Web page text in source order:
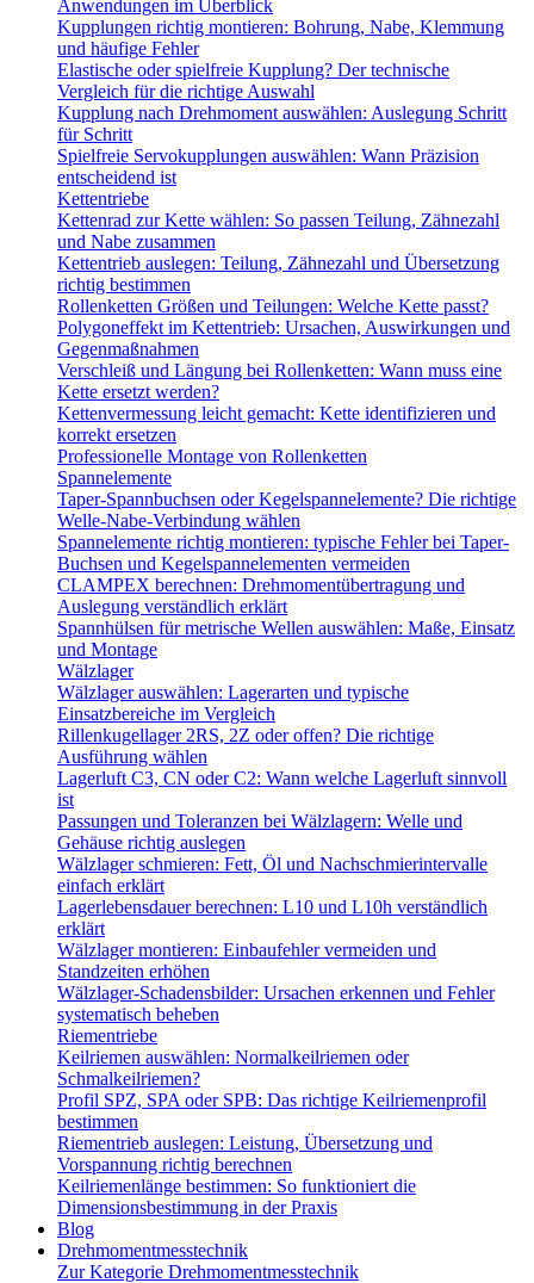
Anwendungen im Überblick
Kupplungen richtig montieren: Bohrung, Nabe, Klemmung
und häufige Fehler
Elastische oder spielfreie Kupplung? Der technische
Vergleich für die richtige Auswahl
Kupplung nach Drehmoment auswählen: Auslegung Schritt
für Schritt
Spielfreie Servokupplungen auswählen: Wann Präzision
entscheidend ist
Kettentriebe
Kettenrad zur Kette wählen: So passen Teilung, Zähnezahl
und Nabe zusammen
Kettentrieb auslegen: Teilung, Zähnezahl und Übersetzung
richtig bestimmen
Rollenketten Größen und Teilungen: Welche Kette passt?
Polygoneffekt im Kettentrieb: Ursachen, Auswirkungen und
Gegenmaßnahmen
Verschleiß und Längung bei Rollenketten: Wann muss eine
Kette ersetzt werden?
Kettenvermessung leicht gemacht: Kette identifizieren und
korrekt ersetzen
Professionelle Montage von Rollenketten
Spannelemente
Taper-Spannbuchsen oder Kegelspannelemente? Die richtige
Welle-Nabe-Verbindung wählen
Spannelemente richtig montieren: typische Fehler bei Taper-
Buchsen und Kegelspannelementen vermeiden
CLAMPEX berechnen: Drehmomentübertragung und
Auslegung verständlich erklärt
Spannhülsen für metrische Wellen auswählen: Maße, Einsatz
und Montage
Wälzlager
Wälzlager auswählen: Lagerarten und typische
Einsatzbereiche im Vergleich
Rillenkugellager 2RS, 2Z oder offen? Die richtige
Ausführung wählen
Lagerluft C3, CN oder C2: Wann welche Lagerluft sinnvoll
ist
Passungen und Toleranzen bei Wälzlagern: Welle und
Gehäuse richtig auslegen
Wälzlager schmieren: Fett, Öl und Nachschmierintervalle
einfach erklärt
Lagerlebensdauer berechnen: L10 und L10h verständlich
erklärt
Wälzlager montieren: Einbaufehler vermeiden und
Standzeiten erhöhen
Wälzlager-Schadensbilder: Ursachen erkennen und Fehler
systematisch beheben
Riementriebe
Keilriemen auswählen: Normalkeilriemen oder
Schmalkeilriemen?
Profil SPZ, SPA oder SPB: Das richtige Keilriemenprofil
bestimmen
Riementrieb auslegen: Leistung, Übersetzung und
Vorspannung richtig berechnen
Keilriemenlänge bestimmen: So funktioniert die
Dimensionsbestimmung in der Praxis
Blog
Drehmomentmesstechnik
Zur Kategorie Drehmomentmesstechnik